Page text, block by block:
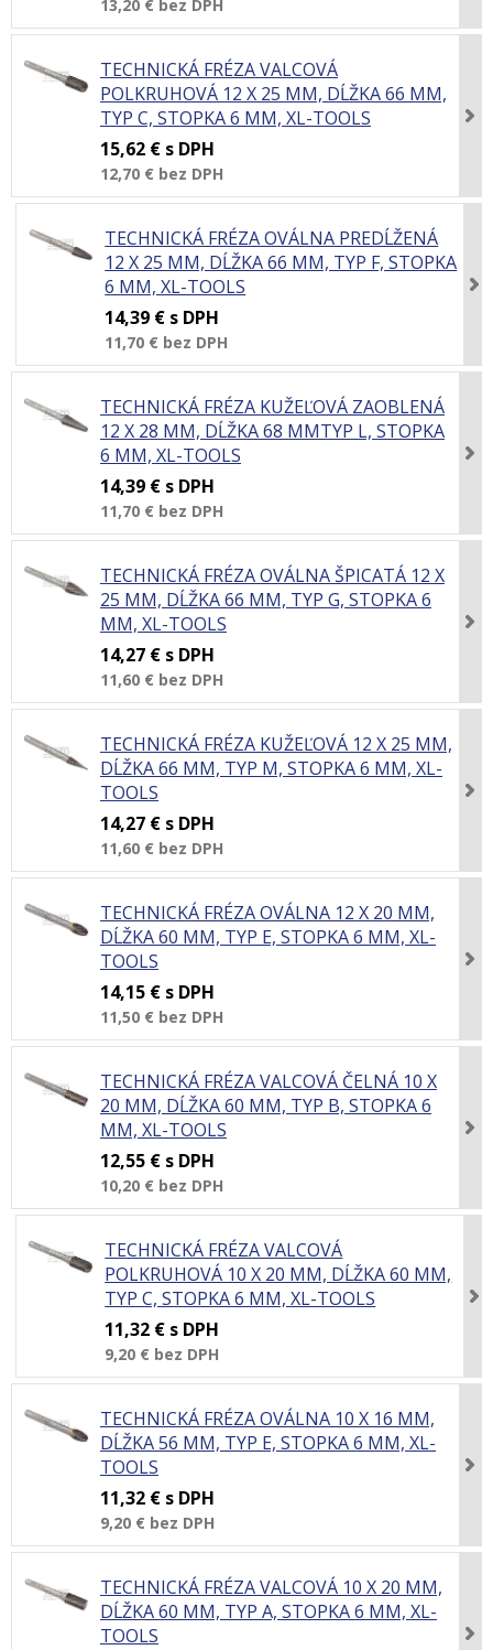
13,20 € bez DPH
TECHNICKÁ FRÉZA VALCOVÁ
POLKRUHOVÁ 12 X 25 MM, DĹŽKA 66 MM,
TYP C, STOPKA 6 MM, XL-TOOLS
15,62 € s DPH
12,70 € bez DPH
TECHNICKÁ FRÉZA OVÁLNA PREDĹŽENÁ
12 X 25 MM, DĹŽKA 66 MM, TYP F, STOPKA
6 MM, XL-TOOLS
14,39 € s DPH
11,70 € bez DPH
TECHNICKÁ FRÉZA KUŽEĽOVÁ ZAOBLENÁ
12 X 28 MM, DĹŽKA 68 MMTYP L, STOPKA
6 MM, XL-TOOLS
14,39 € s DPH
11,70 € bez DPH
TECHNICKÁ FRÉZA OVÁLNA ŠPICATÁ 12 X
25 MM, DĹŽKA 66 MM, TYP G, STOPKA 6
MM, XL-TOOLS
14,27 € s DPH
11,60 € bez DPH
TECHNICKÁ FRÉZA KUŽEĽOVÁ 12 X 25 MM,
DĹŽKA 66 MM, TYP M, STOPKA 6 MM, XL-
TOOLS
14,27 € s DPH
11,60 € bez DPH
TECHNICKÁ FRÉZA OVÁLNA 12 X 20 MM,
DĹŽKA 60 MM, TYP E, STOPKA 6 MM, XL-
TOOLS
14,15 € s DPH
11,50 € bez DPH
TECHNICKÁ FRÉZA VALCOVÁ ČELNÁ 10 X
20 MM, DĹŽKA 60 MM, TYP B, STOPKA 6
MM, XL-TOOLS
12,55 € s DPH
10,20 € bez DPH
TECHNICKÁ FRÉZA VALCOVÁ
POLKRUHOVÁ 10 X 20 MM, DĹŽKA 60 MM,
TYP C, STOPKA 6 MM, XL-TOOLS
11,32 € s DPH
9,20 € bez DPH
TECHNICKÁ FRÉZA OVÁLNA 10 X 16 MM,
DĹŽKA 56 MM, TYP E, STOPKA 6 MM, XL-
TOOLS
11,32 € s DPH
9,20 € bez DPH
TECHNICKÁ FRÉZA VALCOVÁ 10 X 20 MM,
DĹŽKA 60 MM, TYP A, STOPKA 6 MM, XL-
TOOLS